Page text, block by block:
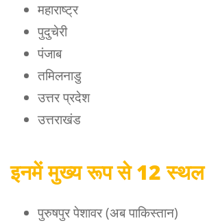
महाराष्ट्र
पुदुचेरी
पंजाब
तमिलनाडु
उत्तर प्रदेश
उत्तराखंड
इनमें मुख्य रूप से 12
पुरुषपुर पेशावर (अब पाकिस्तान)